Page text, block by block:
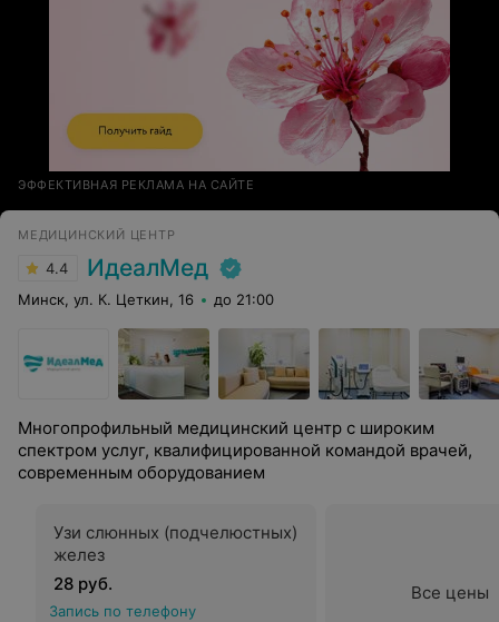
ЭФФЕКТИВНАЯ РЕКЛАМА НА САЙТЕ
МЕДИЦИНСКИЙ ЦЕНТР
4.4 ИдеалМед
Минск, ул. К. Цеткин, 16 до 21:00
Многопрофильный медицинский центр с широким
спектром услуг, квалифицированной командой врачей,
современным оборудованием
Узи слюнных (подчелюстных)
желез
28 руб.
Запись по телефону
Все цены